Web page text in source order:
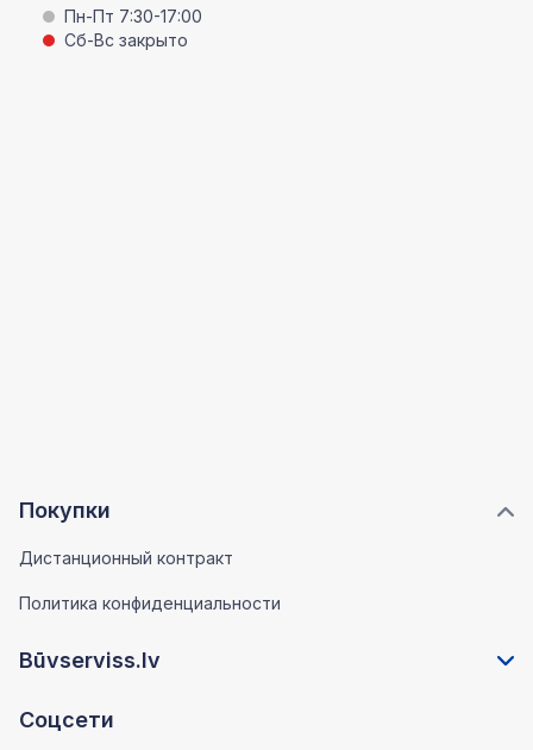
Покупки
Дистанционный контракт
Политика конфиденциальности
Būvserviss.lv
Соцсети
Пн-Пт 7:30-17:00
Сб-Вс закрыто